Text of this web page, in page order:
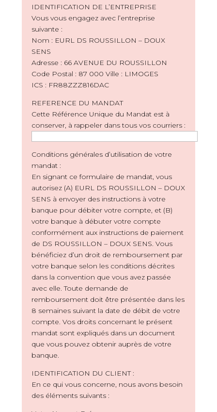
IDENTIFICATION DE L’ENTREPRISE
Vous vous engagez avec l’entreprise
suivante :
Nom : EURL DS ROUSSILLON – DOUX
SENS
Adresse : 66 AVENUE DU ROUSSILLON
Code Postal : 87 000 Ville : LIMOGES
ICS : FR88ZZZ816DAC
REFERENCE DU MANDAT
Cette Référence Unique du Mandat est à
conserver, à rappeler dans tous vos courriers :
Conditions générales d’utilisation de votre
mandat :
En signant ce formulaire de mandat, vous
autorisez (A) EURL DS ROUSSILLON – DOUX
SENS à envoyer des instructions à votre
banque pour débiter votre compte, et (B)
votre banque à débuter votre compte
conformément aux instructions de paiement
de DS ROUSSILLON – DOUX SENS. Vous
bénéficiez d’un droit de remboursement par
votre banque selon les conditions décrites
dans la convention que vous avez passée
avec elle. Toute demande de
remboursement doit être présentée dans les
8 semaines suivant la date de débit de votre
compte. Vos droits concernant le présent
mandat sont expliqués dans un document
que vous pouvez obtenir auprès de votre
banque.
IDENTIFICATION DU CLIENT :
En ce qui vous concerne, nous avons besoin
des éléments suivants :